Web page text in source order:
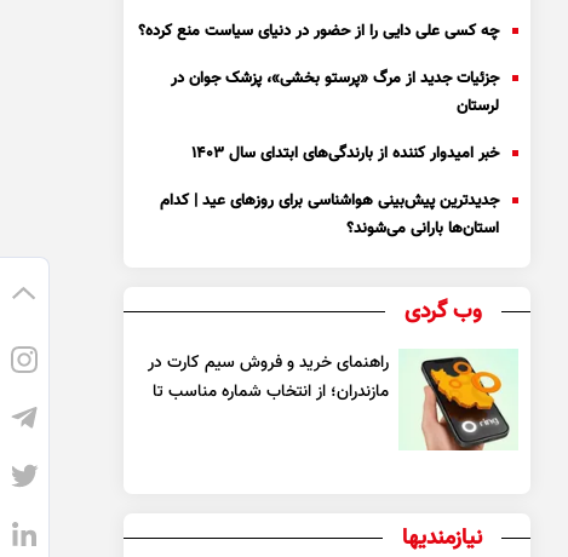
چه کسی علی دایی را از حضور در دنیای سیاست منع کرده؟
جزئیات جدید از مرگ «پرستو بخشی»، پزشک جوان در
لرستان
خبر امیدوار کننده از بارندگی‌های ابتدای سال ۱۴۰۳
جدیدترین پیش‌بینی هواشناسی برای روزهای عید | کدام
استان‌ها بارانی می‌شوند؟
وب گردی
راهنمای خرید و فروش سیم کارت در
مازندران؛ از انتخاب شماره مناسب تا
نیازمندیها